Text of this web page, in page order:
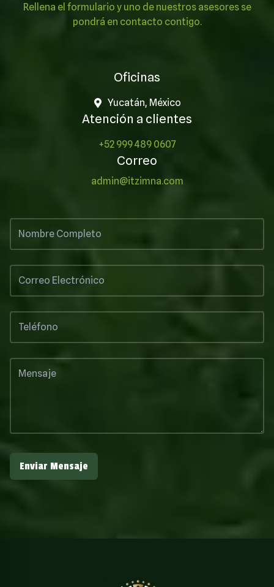
Rellena el formulario y uno de nuestros asesores se
pondrá en contacto contigo.
Oficinas
Yucatán, México
Atención a clientes
+52 999 489 0607
Correo
admin@itzimna.com
Enviar Mensaje